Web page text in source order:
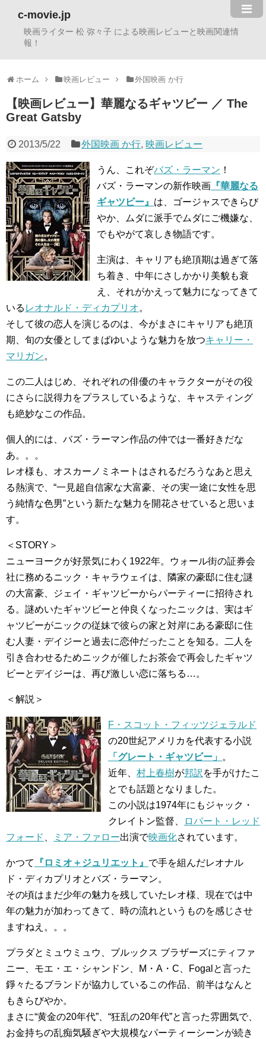
c-movie.jp
映画ライター 松 弥々子 による映画レビューと映画関連情
報！
ホーム 映画レビュー 外国映画 か行
【映画レビュー】華麗なるギャツビー ／ The
Great Gatsby
2013/5/22 外国映画 か行, 映画レビュー
うん、これぞバズ・ラーマン ！
バズ・ラーマンの新作映画 『華麗なる
ギャツビー』 は、ゴージャスできらび
やか、ムダに派手でムダにご機嫌な、
でもやがて哀しき物語です。
主演は、キャリアも絶頂期は過ぎて落
ち着き、中年にさしかかり美貌も衰
え、それがかえって魅力になってきて
いる レオナルド・ディカプリオ。
そして彼の恋人を演じるのは、今がまさにキャリアも絶頂
期、旬の女優としてまばゆいような魅力を放つキャリー・
マリガン。
この二人はじめ、それぞれの俳優のキャラクターがその役
にさらに説得力をプラスしているような、キャスティング
も絶妙なこの作品。
個人的には、バズ・ラーマン作品の仲では一番好きだな
あ。。。
レオ様も、オスカーノミネートはされるだろうなあと思え
る熱演で、“一見超自信家な大富豪、その実一途に女性を思
う純情な色男”という新たな魅力を開花させていると思いま
す。
＜STORY＞
ニューヨークが好景気にわく1922年。ウォール街の証券会
社に務めるニック・キャラウェイは、隣家の豪邸に住む謎
の大富豪、ジェイ・ギャツビーからパーティーに招待され
る。謎めいたギャツビーと仲良くなったニックは、実はギ
ャツビーがニックの従妹で彼らの家と対岸にある豪邸に住
む人妻・デイジーと過去に恋仲だったことを知る。二人を
引き合わせるためニックが催したお茶会で再会したギャツ
ビーとデイジーは、再び激しい恋に落ちる…。
＜解説＞
F・スコット・フィッツジェラルド
の20世紀アメリカを代表する小説
「グレート・ギャツビー」 。
近年、 村上春樹が邦訳 を手がけたこ
とでも話題となりました。
この小説は1974年にもジャック・
クレイトン監督、
ロバート・レッド
フォード
ミア・ファロー出演で映画化されています。
かつて 『ロミオ＋ジュリエット』 で手を組んだレオナル
ド・ディカプリオとバズ・ラーマン。
その頃はまだ少年の魅力を残していたレオ様、現在では中
年の魅力が加わってきて、時の流れというものを感じさせ
ますねえ。。。
プラダとミュウミュウ、ブルックス ブラザーズにティファ
ニー、モエ・エ・シャンドン、M・A・C、Fogalと言った
錚々たるブランドが協力しているこの作品、前半はなんと
もきらびやか。
まさに“黄金の20年代”、“狂乱の20年代”と言った雰囲気で、
お金持ちの乱痴気騒ぎや大規模なパーティーシーンが続き